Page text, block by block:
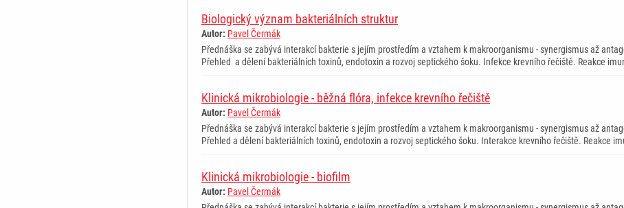
Biologický význam bakteriálních struktur
Autor: Pavel Čermák
Přednáška se zabývá interakcí bakterie s jejím prostředím a vztahem k makroorganismu - synergismus až
Přehled a dělení bakteriálních toxinů, endotoxin a rozvoj septického šoku. Infekce krevního řečiště. Reakce
Klinická mikrobiologie - běžná flóra, infekce krevního řečiště
Autor: Pavel Čermák
Přednáška se zabývá interakcí bakterie s jejím prostředím a vztahem k makroorganismu - synergismus až
Přehled a dělení bakteriálních toxinů, endotoxin a rozvoj septického šoku. Interakce krevního řečiště. Reakce
Klinická mikrobiologie - biofilm
Autor: Pavel Čermák